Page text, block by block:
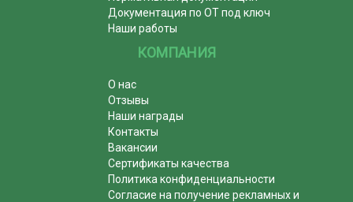
Документация по ОТ под ключ
Наши работы
КОМПАНИЯ
О нас
Отзывы
Наши награды
Контакты
Вакансии
Сертификаты качества
Политика конфиденциальности
Согласие на получение рекламных и